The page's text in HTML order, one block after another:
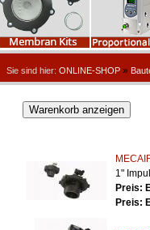
Sie sind hier: ONLINE-SHOP »
1"
Preis:
Preis: